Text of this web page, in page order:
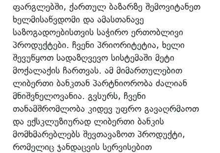
ფარგლებში, ქართულ ბაზარზე შემოვიტანეთ
ხელმისაწვდომი და ამასთანავე
საზოგადოებისთვის საჭირო ერთობლივი
პროდუქტები. ჩვენი პრიორიტეტია, ხელი
შევუწყოთ სადაზღვევო სისტემაში მეტი
მოქალაქის ჩართვას. ამ მიმართულებით
ლიბერთი ბანკთან პარტნიორობა ძალიან
მნიშვნელოვანია. გვსურს, ჩვენი
თანამშრომლობა კიდევ უფრო გავაღრმაოთ
და ექსკლუზიურად ლიბერთი ბანკის
მომხმარებლებს შევთავაზოთ პროდუქტი,
რომელიც ჯანდაცვის სერვისებით